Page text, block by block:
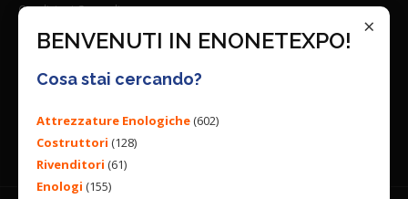
×
BENVENUTI IN ENONETEXPO!
Cosa stai cercando?
Attrezzature Enologiche(602)
Costruttori (128)
Rivenditori (61)
Enologi (155)
Condizioni Generali
Lavora con noi
Seguici su: